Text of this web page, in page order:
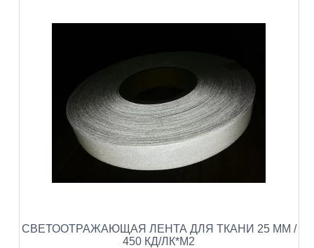
СВЕТООТРАЖАЮЩАЯ ЛЕНТА ДЛЯ ТКАНИ 25 ММ /
450 КД/ЛК*М2